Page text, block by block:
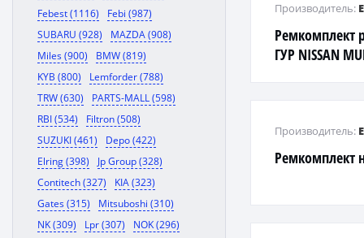
Febest (1116)
Febi (987)
SUBARU (928)
MAZDA (908)
Miles (900)
BMW (819)
KYB (800)
Lemforder (788)
TRW (630)
PARTS-MALL (598)
RBI (534)
Filtron (508)
SUZUKI (461)
Depo (422)
Elring (398)
Jp Group (328)
Contitech (327)
KIA (323)
Gates (315)
Mitsuboshi (310)
NK (309)
Lpr (307)
NOK (296)
Ремкомплект
ГУР NISSAN
Производитель:
Ремкомплект
Производитель: